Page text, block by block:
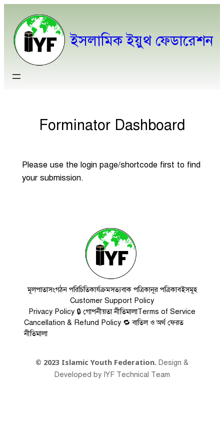
ইসলামিক ইয়ুথ ফেডারেশন
Forminator Dashboard
Please use the login page/shortcode first to find
your submission.
মূলপাতাসংগঠন পরিচিতিকার্যক্রমসত্যবাক পত্রিকানূর পত্রিকাবইসমূহ
Customer Support Policy
Privacy Policy 🔒 গোপনীয়তা নীতিমালাTerms of Service
Cancellation & Refund Policy 🔁 বাতিল ও অর্থ ফেরত
নীতিমালা
© 2023 Islamic Youth Federation. Design &
Developed by IYF Technical Team